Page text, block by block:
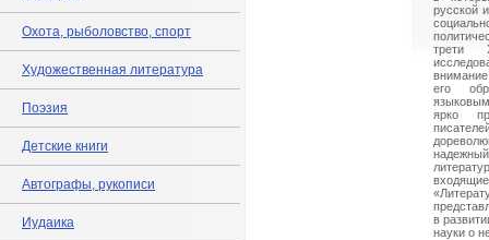
Охота, рыболовство, спорт
Художественная литература
Поэзия
Детские книги
Автографы, рукописи
Иудаика
русской
трети
его
ярко
в
науки о